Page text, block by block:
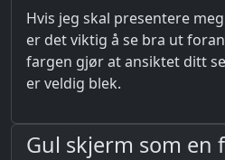
Hvis jeg skal presentere
er det viktig å se bra ut
fargen gjør at ansiktet ditt
er veldig blek.
Gul skjerm som en